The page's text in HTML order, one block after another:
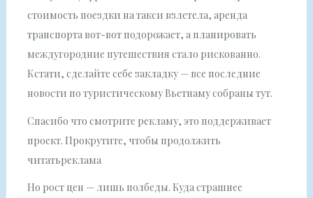
стоимость поездки на такси взлетела, аренда
транспорта вот-вот подорожает, а планировать
междугородние путешествия стало рискованно.
Кстати, сделайте себе закладку — все последние
новости по туристическому Вьетнаму собраны тут.
Спасибо что смотрите рекламу, это поддерживает
проект. Прокрутите, чтобы продолжить
читатьреклама
Но рост цен — лишь полбеды. Куда страшнее